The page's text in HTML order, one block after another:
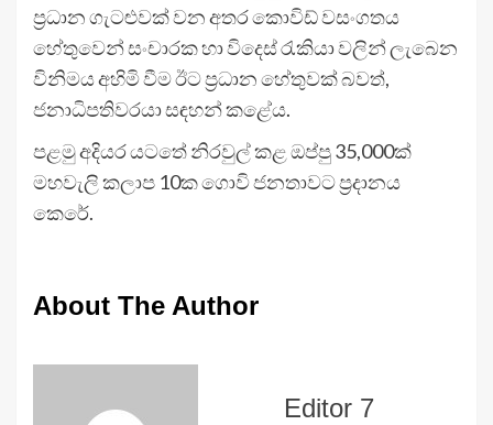
ප්‍රධාන ගැටළුවක් වන අතර කොවිඩ් වසංගතය
හේතුවෙන් සංචාරක හා විදෙස් රැකියා වලින් ලැබෙන
විනිමය අහිමි වීම ඊට ප්‍රධාන හේතුවක් බවත්,
ජනාධිපතිවරයා සඳහන් කළේය.
පළමු අදියර යටතේ නිරවුල් කළ ඔප්පු 35,000ක්
මහවැලි කලාප 10ක ගොවි ජනතාවට ප්‍රදානය
කෙරේ.
About The Author
Editor 7